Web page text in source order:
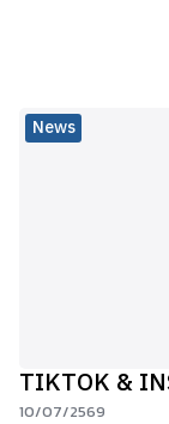
News
TIKTOK &
10/07/2569